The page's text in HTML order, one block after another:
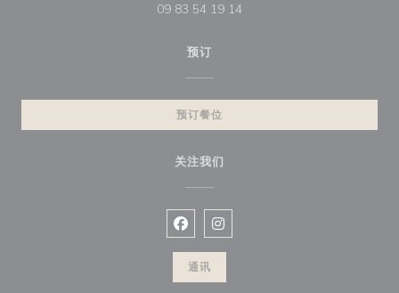
09 83 54 19 14
预订
预订餐位
关注我们
Facebook ((在新窗口中打开))
Instagram ((在新窗口中打开))
通讯